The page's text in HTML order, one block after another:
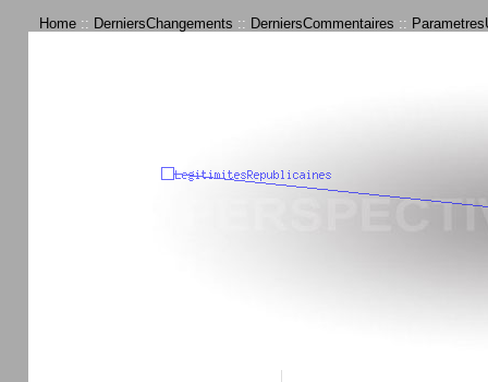
Home :: DerniersChangements :: DerniersCommentaires ::